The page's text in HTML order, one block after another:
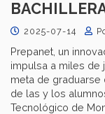
2025-07-14
Prepanet, un
impulsa a miles de
meta de graduarse
de las y los
Tecnológico de